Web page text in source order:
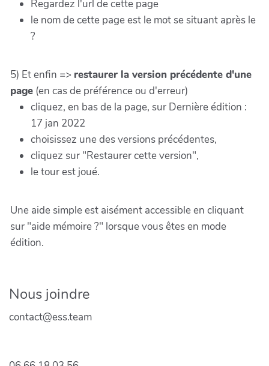
Regardez l'url de cette page
le nom de cette page est le mot se situant après le
?
5) Et enfin => restaurer la version précédente d'une
page (en cas de préférence ou d'erreur)
cliquez, en bas de la page, sur Dernière édition :
17 jan 2022
choisissez une des versions précédentes,
cliquez sur "Restaurer cette version",
le tour est joué.
Une aide simple est aisément accessible en cliquant
sur "aide mémoire ?" lorsque vous êtes en mode
édition.
Nous joindre
contact@ess.team